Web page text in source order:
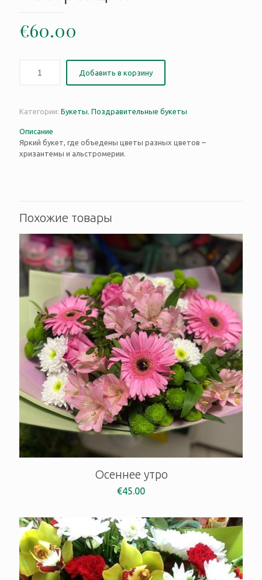
€60.00
Добавить в корзину
Категории: Букеты, Поздравительные букеты
Описание
Яркий букет, где объедены цветы разных цветов –
хризантемы и альстромерии.
Похожие товары
Осеннее утро
€45.00